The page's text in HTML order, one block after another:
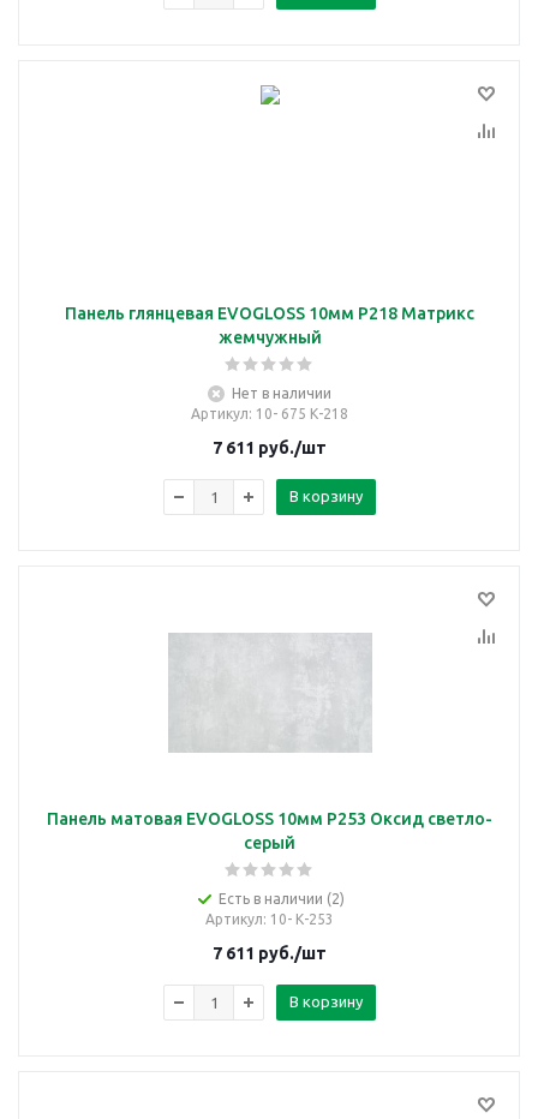
Панель глянцевая EVOGLOSS 10мм P218 Матрикс
жемчужный
Нет в наличии
Артикул: 10- 675 К-218
7 611 руб./шт
В корзину
Панель матовая EVOGLOSS 10мм P253 Оксид светло-
серый
Есть в наличии (2)
Артикул: 10- К-253
7 611 руб./шт
В корзину